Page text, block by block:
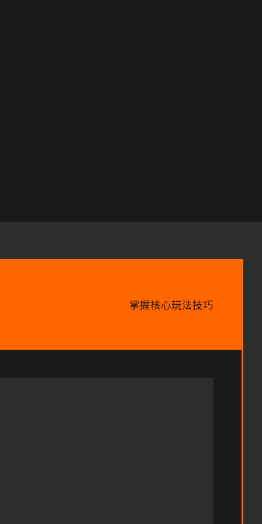
掌握核心玩法技巧